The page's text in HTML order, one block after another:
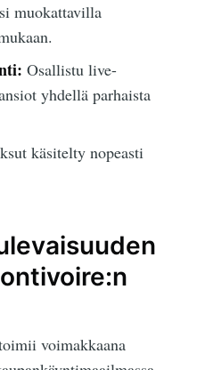
muokattavilla
Osallistu live-
yhdellä parhaista
käsitelty nopeasti
voimakkaana